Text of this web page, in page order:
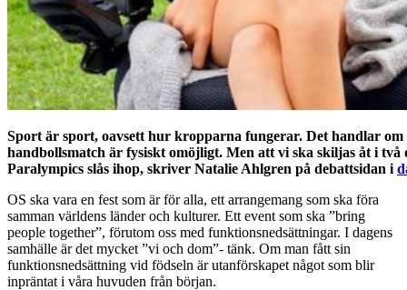
Sport är sport, oavsett hur kropparna fungerar. Det handlar
handbollsmatch är fysiskt omöjligt. Men att vi ska skiljas åt i
Paralympics slås ihop, skriver Natalie Ahlgren på debattsidan i
OS ska vara en fest som är för alla, ett arrangemang som ska föra
samman världens länder och kulturer. Ett event som ska ”bring
people together”, förutom oss med funktionsnedsättningar. I dagens
samhälle är det mycket ”vi och dom”- tänk. Om man fått sin
funktionsnedsättning vid födseln är utanförskapet något som blir
inpräntat i våra huvuden från början.